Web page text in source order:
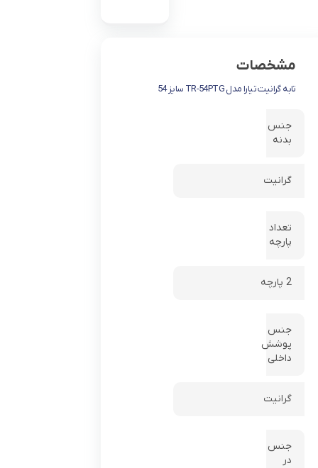
مشخصات
تابه گرانیت تیارا مدل TR-54PTG سایز 54
جنس
بدنه
گرانیت
تعداد
پارچه
2 پارچه
جنس
پوشش
داخلی
گرانیت
جنس
در